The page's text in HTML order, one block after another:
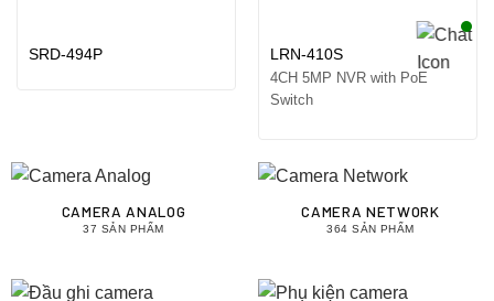
SRD-494P
LRN-410S
4CH 5MP NVR with PoE
Switch
CAMERA ANALOG
37 SẢN PHẨM
CAMERA NETWORK
364 SẢN PHẨM